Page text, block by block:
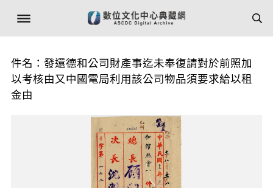
件名：發還德和公司財產事迄未奉復請對於前照加
以考核由又中國電局利用該公司物品須要求給以租
金由